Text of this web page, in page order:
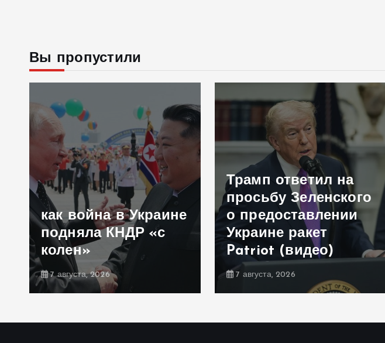
Вы пропустили
как война в Украине
подняла КНДР «с
колен»
7 августа, 2026
Трамп ответил на
просьбу Зеленского
о предоставлении
Украине ракет
Patriot (видео)
7 августа, 2026